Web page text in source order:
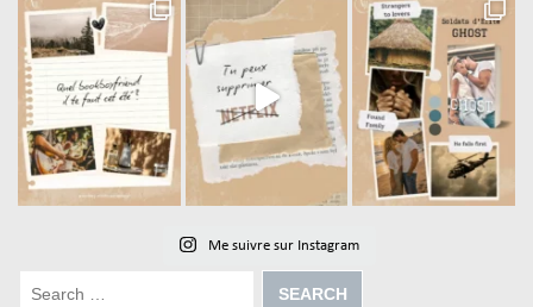
Me suivre sur Instagram